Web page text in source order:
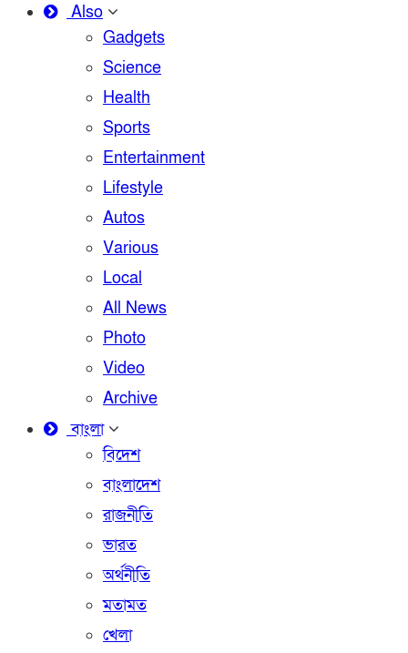
Also
Gadgets
Science
Health
Sports
Entertainment
Lifestyle
Autos
Various
Local
All News
Photo
Video
Archive
বাংলা
বিদেশ
বাংলাদেশ
রাজনীতি
ভারত
অর্থনীতি
মতামত
খেলা